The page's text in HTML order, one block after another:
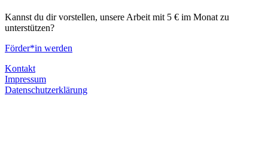
Kannst du dir vorstellen, unsere Arbeit mit 5 € im Monat zu
unterstützen?
Förder*in werden
Kontakt
Impressum
Datenschutzerklärung